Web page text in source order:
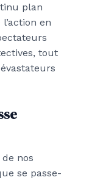
plan
en
tout
nos
se passe-